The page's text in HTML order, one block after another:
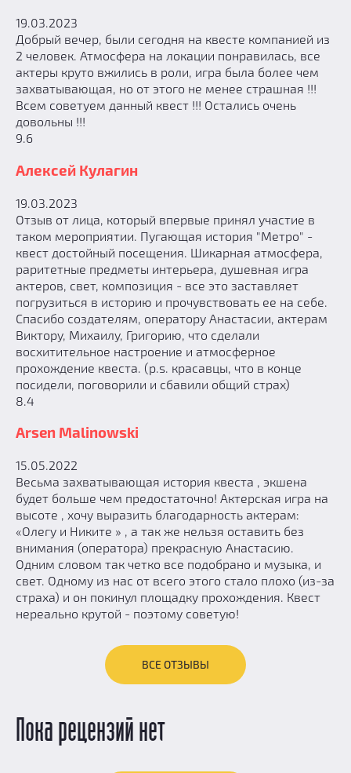
19.03.2023
Добрый вечер, были сегодня на квесте компанией из
2 человек. Атмосфера на локации понравилась, все
актеры круто вжились в роли, игра была более чем
захватывающая, но от этого не менее страшная !!!
Всем советуем данный квест !!! Остались очень
довольны !!!
9.6
Алексей Кулагин
19.03.2023
Отзыв от лица, который впервые принял участие в
таком мероприятии. Пугающая история "Метро" -
квест достойный посещения. Шикарная атмосфера,
раритетные предметы интерьера, душевная игра
актеров, свет, композиция - все это заставляет
погрузиться в историю и прочувствовать ее на себе.
Спасибо создателям, оператору Анастасии, актерам
Виктору, Михаилу, Григорию, что сделали
восхитительное настроение и атмосферное
прохождение квеста. (p.s. красавцы, что в конце
посидели, поговорили и сбавили общий страх)
8.4
Arsen Malinowski
15.05.2022
Весьма захватывающая история квеста , экшена
будет больше чем предостаточно! Актерская игра на
высоте , хочу выразить благодарность актерам:
«Олегу и Никите » , а так же нельзя оставить без
внимания (оператора) прекрасную Анастасию.
Одним словом так четко все подобрано и музыка, и
свет. Одному из нас от всего этого стало плохо (из-за
страха) и он покинул площадку прохождения. Квест
нереально крутой - поэтому советую!
ВСЕ ОТЗЫВЫ
Пока рецензий нет